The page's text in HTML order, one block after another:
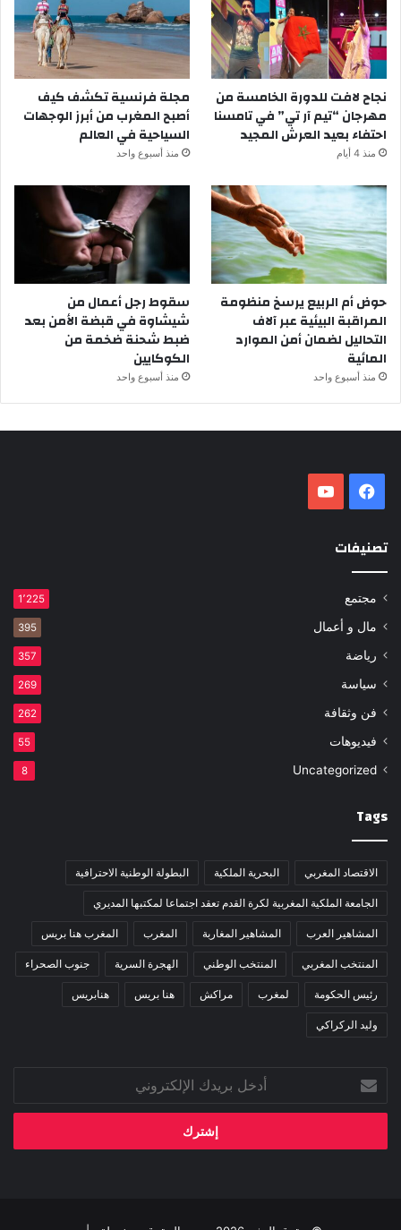
نجاح لافت للدورة الخامسة من
مهرجان “تيم آر تي” في تامسنا
احتفاء بعيد العرش المجيد
منذ 4 أيام
مجلة فرنسية تكشف كيف
أصبح المغرب من أبرز الوجهات
السياحية في العالم
منذ أسبوع واحد
حوض أم الربيع يرسخ منظومة
المراقبة البيئية عبر آلاف
التحاليل لضمان أمن الموارد
المائية
منذ أسبوع واحد
سقوط رجل أعمال من
شيشاوة في قبضة الأمن بعد
ضبط شحنة ضخمة من
الكوكايين
منذ أسبوع واحد
فيسبوك
تصنيفات
مجتمع 1٬225
مال و أعمال 395
رياضة 357
سياسة 269
فن وثقافة 262
فيديوهات 55
Uncategorized
8
Tags
الاقتصاد المغربي البحرية الملكية البطولة الوطنية الاحترافية
الجامعة الملكية المغربية لكرة القدم تعقد اجتماعا لمكتبها المديري
المشاهير العرب المشاهير المغاربة المغرب المغرب هنا بريس
المنتخب المغربي المنتخب الوطني الهجرة السرية جنوب الصحراء
رئيس الحكومة لمغرب مراكش هنا بريس هنابريس
وليد الركراكي
أدخل
بريدك
الإلكتروني